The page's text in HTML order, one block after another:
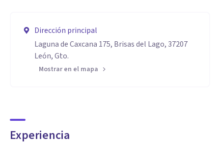
Dirección principal
Laguna de Caxcana 175, Brisas del Lago, 37207
León, Gto.
Mostrar en el mapa
Experiencia